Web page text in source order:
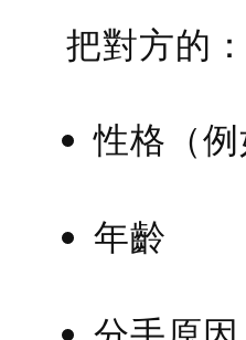
把對方的：
性格（
年齡